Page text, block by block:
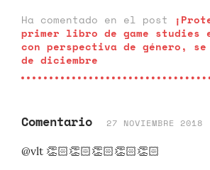
Ha comentado en el post
primer libro de game studies
con perspectiva de género,
de diciembre
Comentario 27 NOVIEMBRE
@vlt 👏🏻👏🏻👏🏻👏🏻👏🏻